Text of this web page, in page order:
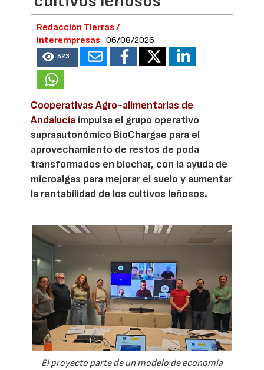
Redacción Tierras /
Interempresas
06/08/2026
523
Cooperativas Agro-alimentarias de
Andalucía impulsa el grupo operativo
supraautonómico BioChargae para el
aprovechamiento de restos de poda
transformados en biochar, con la ayuda de
microalgas para mejorar el suelo y aumentar
la rentabilidad de los cultivos leñosos.
El proyecto parte de un modelo de economía